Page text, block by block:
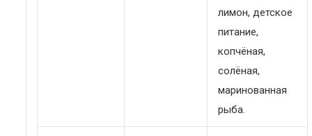
лимон, детское
питание,
копчёная,
солёная,
маринованная
рыба.